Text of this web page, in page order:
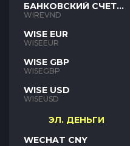
БАНКОВСКИЙ СЧЕТ
VND
WIREVND
WISE EUR
WISEEUR
WISE GBP
WISEGBP
WISE USD
WISEUSD
ЭЛ. ДЕНЬГИ
WECHAT CNY